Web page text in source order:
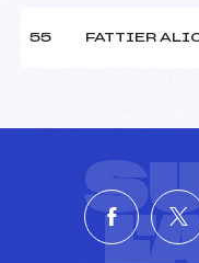
55 FATTIER